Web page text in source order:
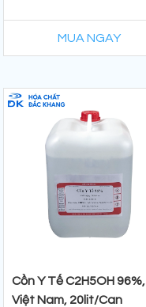
MUA NGAY
Cồn Y Tế C2H5OH 96%,
Việt Nam, 20lit/Can